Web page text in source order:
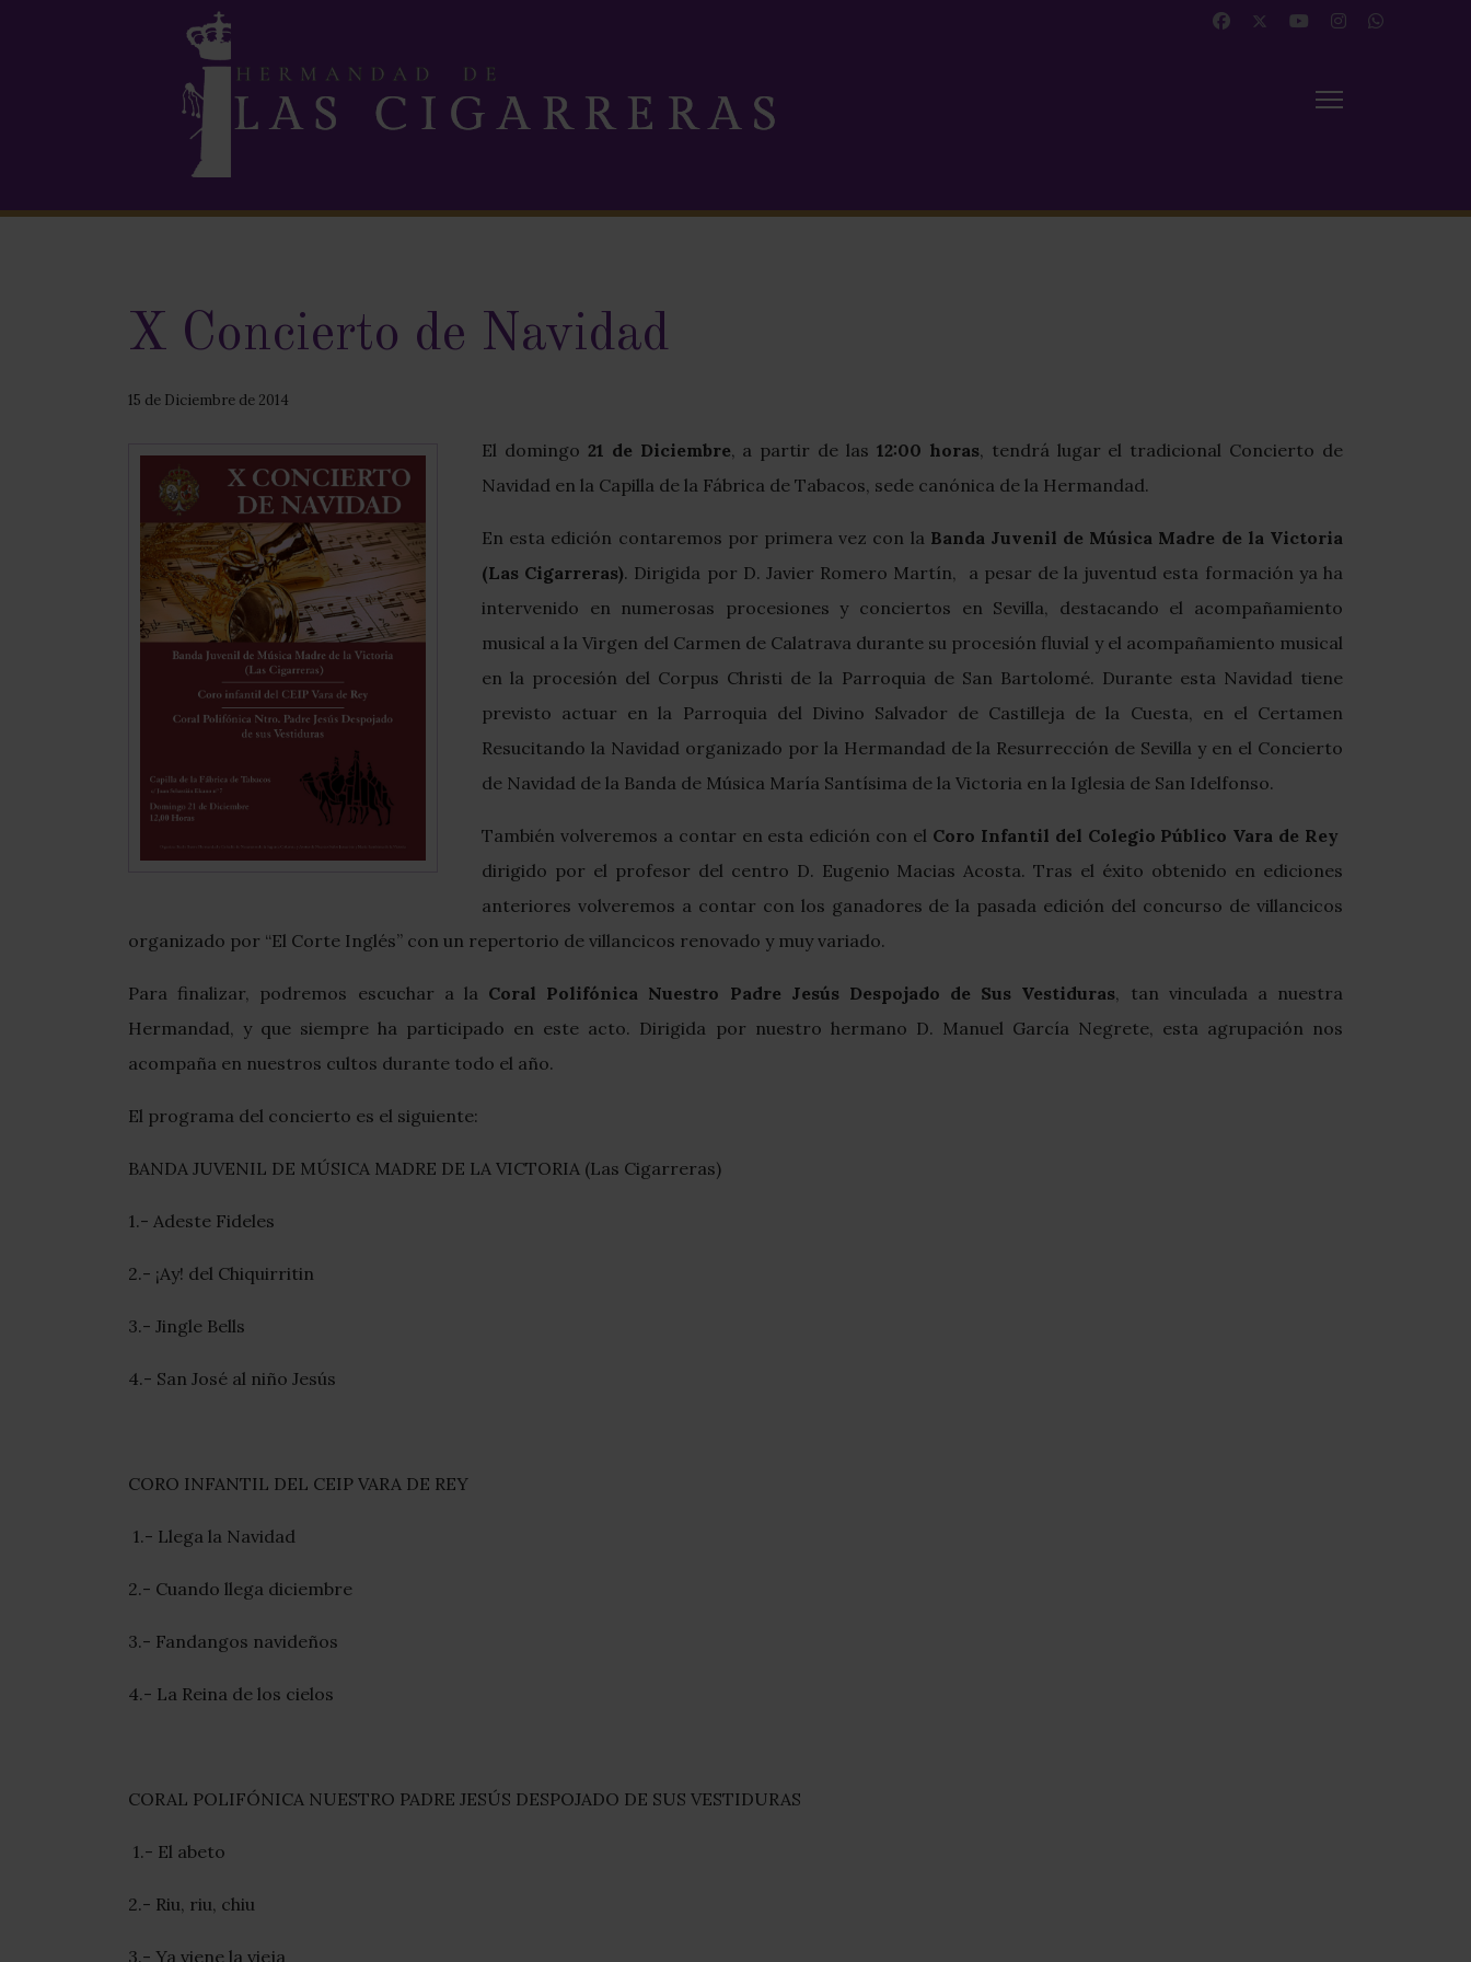
X Concierto de Navidad
15 de Diciembre de 2014
El domingo 21 de Diciembre, a partir de las 12:00 horas, tendrá lugar el tradicional Concierto de
Navidad en la Capilla de la Fábrica de Tabacos, sede canónica de la Hermandad.
En esta edición contaremos por primera vez con la Banda Juvenil de Música Madre de la Victoria
(Las Cigarreras). Dirigida por D. Javier Romero Martín, a pesar de la juventud esta formación ya ha
intervenido en numerosas procesiones y conciertos en Sevilla, destacando el acompañamiento
musical a la Virgen del Carmen de Calatrava durante su procesión fluvial y el acompañamiento musical
en la procesión del Corpus Christi de la Parroquia de San Bartolomé. Durante esta Navidad tiene
previsto actuar en la Parroquia del Divino Salvador de Castilleja de la Cuesta, en el Certamen
Resucitando la Navidad organizado por la Hermandad de la Resurrección de Sevilla y en el Concierto
de Navidad de la Banda de Música María Santísima de la Victoria en la Iglesia de San Idelfonso.
También volveremos a contar en esta edición con el Coro Infantil del Colegio Público Vara de Rey
dirigido por el profesor del centro D. Eugenio Macias Acosta. Tras el éxito obtenido en ediciones
anteriores volveremos a contar con los ganadores de la pasada edición del concurso de villancicos
organizado por “El Corte Inglés” con un repertorio de villancicos renovado y muy variado.
Para finalizar, podremos escuchar a la Coral Polifónica Nuestro Padre Jesús Despojado de Sus Vestiduras, tan vinculada a nuestra
Hermandad, y que siempre ha participado en este acto. Dirigida por nuestro hermano D. Manuel García Negrete, esta agrupación nos
acompaña en nuestros cultos durante todo el año.
El programa del concierto es el siguiente:
BANDA JUVENIL DE MÚSICA MADRE DE LA VICTORIA (Las Cigarreras)
1.- Adeste Fideles
2.- ¡Ay! del Chiquirritin
3.- Jingle Bells
4.- San José al niño Jesús
CORO INFANTIL DEL CEIP VARA DE REY
1.- Llega la Navidad
2.- Cuando llega diciembre
3.- Fandangos navideños
4.- La Reina de los cielos
CORAL POLIFÓNICA NUESTRO PADRE JESÚS DESPOJADO DE SUS VESTIDURAS
1.- El abeto
2.- Riu, riu, chiu
3.- Ya viene la vieja